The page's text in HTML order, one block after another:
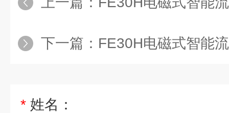
下一篇： FE30H电磁式智能
* 姓名：